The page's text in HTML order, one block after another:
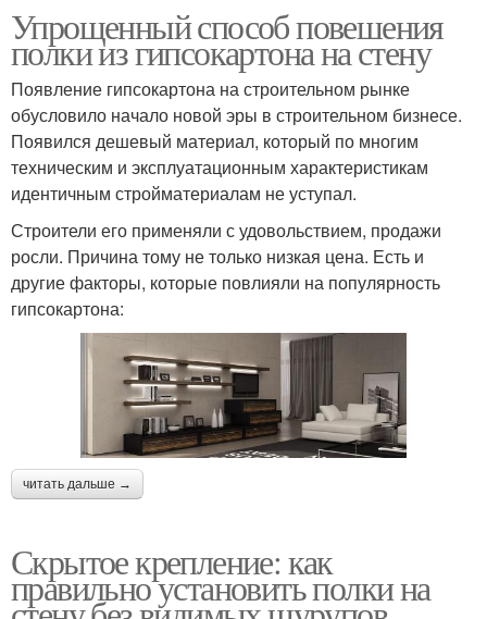
Упрощенный способ повешения
полки из гипсокартона на стену
Появление гипсокартона на строительном рынке
обусловило начало новой эры в строительном бизнесе.
Появился дешевый материал, который по многим
техническим и эксплуатационным характеристикам
идентичным стройматериалам не уступал.
Строители его применяли с удовольствием, продажи
росли. Причина тому не только низкая цена. Есть и
другие факторы, которые повлияли на популярность
гипсокартона:
читать дальше →
Скрытое крепление: как
правильно установить полки на